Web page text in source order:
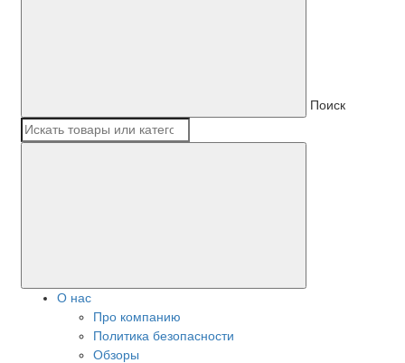
Поиск
О нас
Про компанию
Политика безопасности
Обзоры